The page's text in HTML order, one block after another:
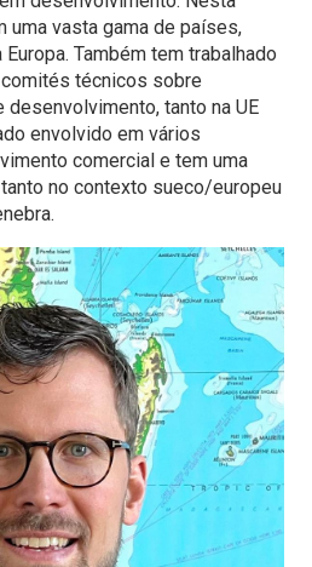
uma vasta gama de países,
Também tem trabalhado
técnicos sobre
tanto na UE
envolvido em vários
comercial e tem uma
no contexto sueco/europeu